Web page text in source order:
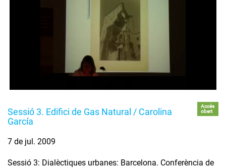
Sessió 3. Edifici de Gas Natural / Carolina
García
Accés
obert
7 de jul. 2009
Sessió 3: Dialèctiques urbanes: Barcelona. Conferència de